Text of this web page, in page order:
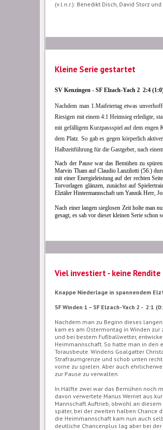
(v.l.n.r.): Benedikt Disch, David Storz
Kleine Serie gestartet
SV Kenzingen - SF Elzach-Yach 2 2:4
Nachdem man 1.Maifeiertag etwas
Riesigen mit einem 4:1 Heimsieg erledigte,
mit gefälligem Kurzpassspiel auf dem engen
dem Platz. So gab es gegen körperlich
Halbzeitführung für die Gastgeber, nach
Nach der Pause war das Bemühen zu
Marvin Tham auf Claudio Lanzilotti (56.)
mit einer Energieleistung auf der rechten
Torvorlagen glänzen, zunächst auf
Elztäler Hintermannschaft um Yannik Herr,
Nach einer langen sieglosen Zeit holte man
gesagt, es sah vor dieser kleinen Serie schon
Viel investiert - keine Rendite
Knappe Niederlage in spannendem
SF Winden 1 – SF Elzach-Yach 2 - 2:1
Nachdem man zu Beginn dieses
kam es am Ostermontag in Winden
und bei bestem Fußballwetter,
Heimmannschaft. So hatte man in den
Torausbeute. Windens Goalgatter
Strafraumgrenze und schob unten
vorne zu spielen. Aber auch
zur Pause zu verwalten.
In Hälfte zwei war das Bemühen noch
davon verwertete Marius Wernet aus
Mannschaft Auftrieb, obwohl an
später, bei der zweiten halben Chance
die Heimmannschaft kam nun auch
deutliche Chancenplus lag aber bei